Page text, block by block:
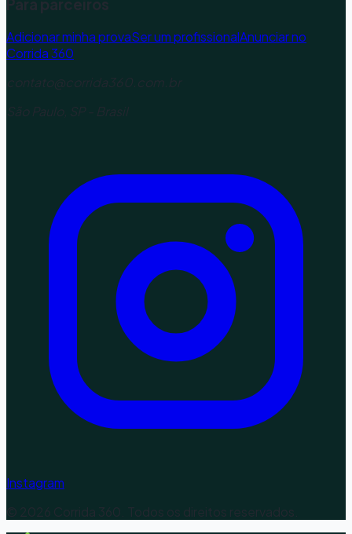
Para parceiros
Adicionar minha provaSer um profissionalAnunciar no
Corrida 360
contato@corrida360.com.br
São Paulo, SP - Brasil
Instagram
© 2026 Corrida 360. Todos os direitos reservados.